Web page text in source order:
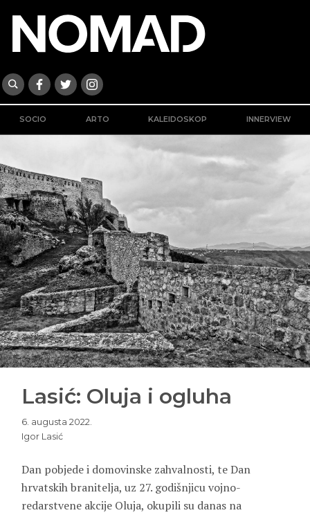
SOCIO ARTO KALEIDOSKOP INNERVIEW
Lasić: Oluja i ogluha
6. augusta 2022.
Igor Lasić
Dan pobjede i domovinske zahvalnosti, te Dan
hrvatskih branitelja, uz 27. godišnjicu vojno-
redarstvene akcije Oluja, okupili su danas na